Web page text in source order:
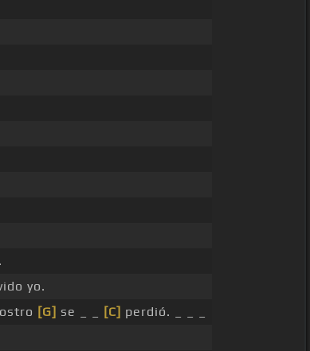
yo.
[G] se _ _ [C] perdió. _ _ _